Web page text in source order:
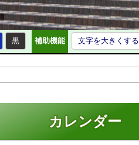
黒 補助機能 文字を大きくする
カレンダー